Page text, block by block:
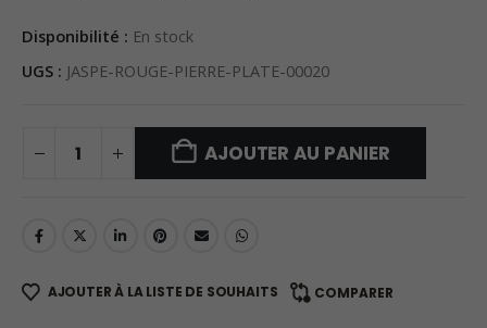
Disponibilité : En stock
UGS : JASPE-ROUGE-PIERRE-PLATE-00020
AJOUTER AU PANIER
AJOUTER À LA LISTE DE SOUHAITS COMPARER